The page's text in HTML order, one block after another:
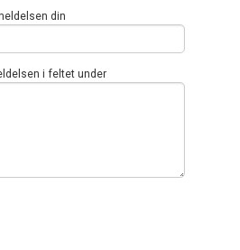
din
i feltet under